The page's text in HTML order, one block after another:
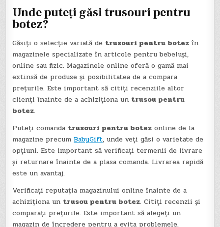
Unde puteți găsitrusouri pentru
botez?
Găsiți o selecție variată de trusouri pentru botez în
magazinele specializate în articole pentru bebeluși,
online sau fizic. Magazinele online oferă o gamă mai
extinsă de produse și posibilitatea de a compara
prețurile. Este important să citiți recenziile altor
clienți înainte de a achiziționa un trusou pentru
botez.
Puteți comanda trusouri pentru botez online de la
magazine precumBabyGift, unde veți găsi o varietate de
opțiuni. Este important să verificați termenii de livrare
și returnare înainte de a plasa comanda. Livrarea rapidă
este un avantaj.
Verificați reputația magazinului online înainte de a
achiziționa un trusou pentru botez. Citiți recenzii și
comparați prețurile. Este important să alegeți un
magazin de încredere pentru a evita problemele.